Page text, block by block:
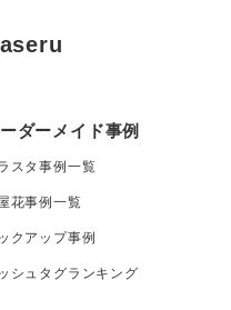
ダーメイド事例
スタ事例一覧
花事例一覧
クアップ事例
シュタグランキング